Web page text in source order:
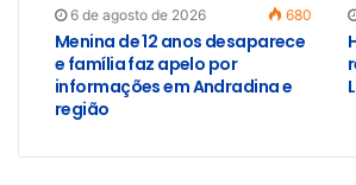
6 de agosto de 2026 680
Menina de 12 anos desaparece
e família faz apelo por
informações em Andradina e
região